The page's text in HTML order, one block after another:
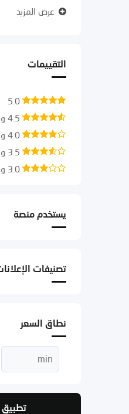
عرض المزيد
التقييمات
5.0
4.5 وما فوق
4.0 وما فوق
3.5 وما فوق
3.0 وما فوق
يستخدم منصة
تصنيفات
نطاق السعر
تطبيق